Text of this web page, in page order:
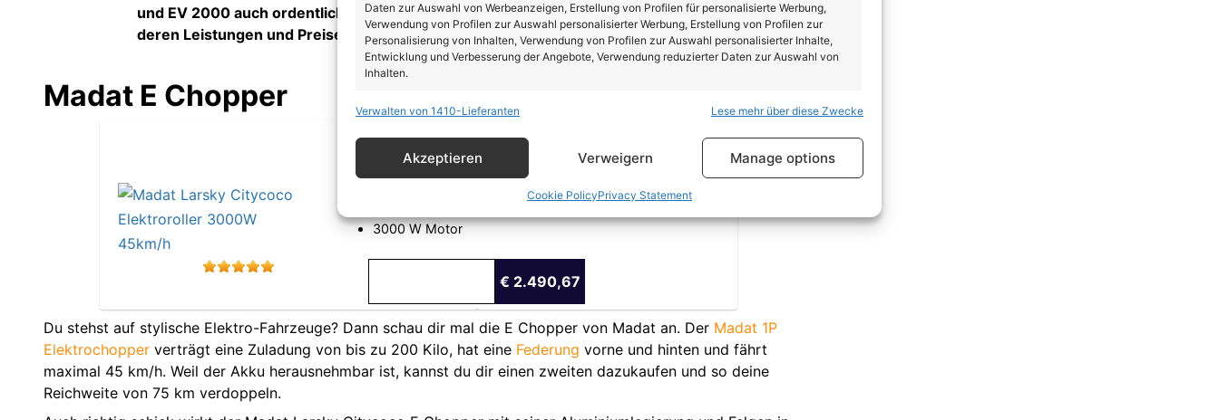
Daten zur Auswahl von Werbeanzeigen, Erstellung von Profilen für personalisierte Werbung,
Verwendung von Profilen zur Auswahl personalisierter Werbung, Erstellung von Profilen zur
Personalisierung von Inhalten, Verwendung von Profilen zur Auswahl personalisierter Inhalte,
Entwicklung und Verbesserung der Angebote, Verwendung reduzierter Daten zur Auswahl von
Inhalten.
Eigenschaften
Immer aktiv
Abgleichung und Kombination von Daten aus unterschiedlichen Quellen,
Verknüpfung verschiedener Endgeräte, Identifikation von Endgeräten anhand
automatisch übermittelter Informationen.
Gewährleistung der Sicherheit, Verhinderung und Aufdeckung
von Werbung und Inhalten, Ihre Entscheidungen zum
Datenschutz speichern und übermitteln.
Verwalten von 1410-Lieferanten Lese mehr über diese Zwecke
Akzeptieren Verweigern Manage options
Cookie PolicyPrivacy Statement
und EV 2000 auch ordentliche Modell im Angebot. Vergleichen kannst Du
deren Leistungen und Preise imE Roller Test
Madat E Chopper
Madat Larsky Citycoco Elektror
3000 W Motor
€ 2.490,67
Du stehst auf stylische Elektro-Fahrzeuge? Dann schau dir mal die E Chopper von Madat an. Der Madat 1P
Elektrochopper verträgt eine Zuladung von bis zu 200 Kilo, hat eine Federung vorne und hinten und fährt
maximal 45 km/h. Weil der Akku herausnehmbar ist, kannst du dir einen zweiten dazukaufen und so deine
Reichweite von 75 km verdoppeln.